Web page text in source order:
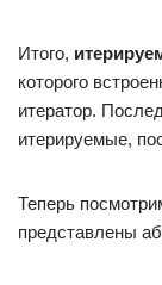
Итого,
которого
итератор.
итерируемые,
Теперь
представлены